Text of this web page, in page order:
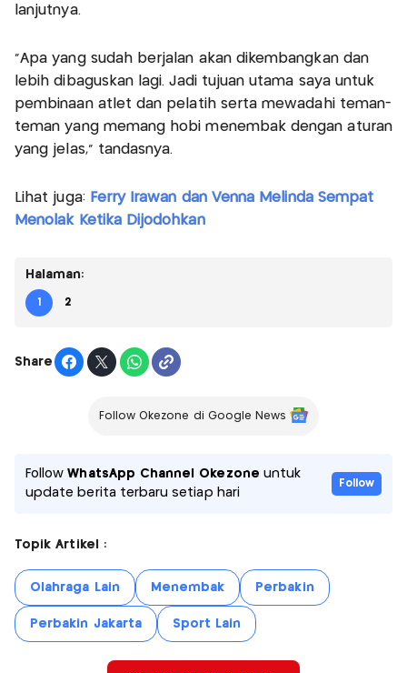
lanjutnya.
"Apa yang sudah berjalan akan dikembangkan dan
lebih dibaguskan lagi. Jadi tujuan utama saya untuk
pembinaan atlet dan pelatih serta mewadahi teman-
teman yang memang hobi menembak dengan aturan
yang jelas," tandasnya.
Lihat juga: Ferry Irawan dan Venna Melinda Sempat
Menolak Ketika Dijodohkan
Halaman:
1 2
Share
Follow Okezone di Google News
FollowWhatsApp Channel Okezone untuk
update berita terbaru setiap hari
Follow
Topik Artikel :
Olahraga Lain Menembak Perbakin
Perbakin Jakarta Sport Lain